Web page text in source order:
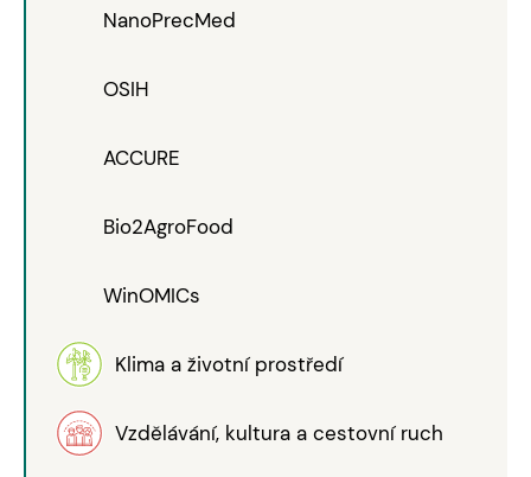
NanoPrecMed
OSIH
ACCURE
Bio2AgroFood
WinOMICs
Klima a životní prostředí
Vzdělávání, kultura a cestovní ruch